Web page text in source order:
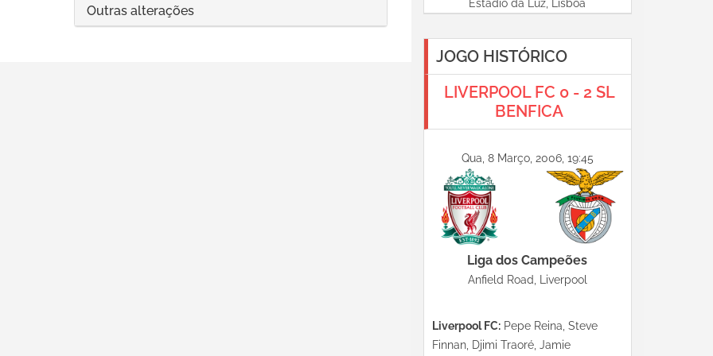
Outras alterações Estádio da Luz, Lisboa
JOGO HISTÓRICO
LIVERPOOL FC 0 - 2 SL
BENFICA
Qua, 8 Março, 2006, 19:45
Liga dos Campeões
Anfield Road, Liverpool
Liverpool FC:Pepe Reina, Steve
Finnan, Djimi Traoré, Jamie